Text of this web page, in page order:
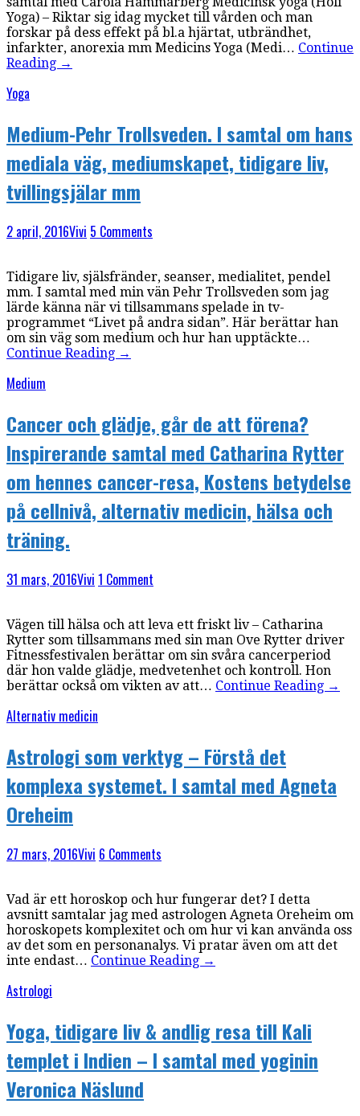
Yoga) – Riktar sig idag mycket till vården och man
forskar på dess effekt på bl.a hjärtat, utbrändhet,
infarkter, anorexia mm Medicins Yoga (Medi… Continue
Reading →
Yoga
Medium-Pehr Trollsveden. I samtal om hans
mediala väg, mediumskapet, tidigare liv,
tvillingsjälar mm
2 april, 2016Vivi 5 Comments
Tidigare liv, själsfränder, seanser, medialitet, pendel
mm. I samtal med min vän Pehr Trollsveden som jag
lärde känna när vi tillsammans spelade in tv-
programmet “Livet på andra sidan”. Här berättar han
om sin väg som medium och hur han upptäckte…
Continue Reading →
Medium
Cancer och glädje, går de att förena?
Inspirerande samtal med Catharina Rytter
om hennes cancer-resa, Kostens betydelse
på cellnivå, alternativ medicin, hälsa och
träning.
31 mars, 2016Vivi 1 Comment
Vägen till hälsa och att leva ett friskt liv – Catharina
Rytter som tillsammans med sin man Ove Rytter driver
Fitnessfestivalen berättar om sin svåra cancerperiod
där hon valde glädje, medvetenhet och kontroll. Hon
berättar också om vikten av att… Continue Reading →
Alternativ medicin
Astrologi som verktyg – Förstå det
komplexa systemet. I samtal med Agneta
Oreheim
27 mars, 2016Vivi 6 Comments
Vad är ett horoskop och hur fungerar det? I detta
avsnitt samtalar jag med astrologen Agneta Oreheim om
horoskopets komplexitet och om hur vi kan använda oss
av det som en personanalys. Vi pratar även om att det
inte endast… Continue Reading →
Astrologi
Yoga, tidigare liv & andlig resa till Kali
templet i Indien – I samtal med yoginin
Veronica Näslund